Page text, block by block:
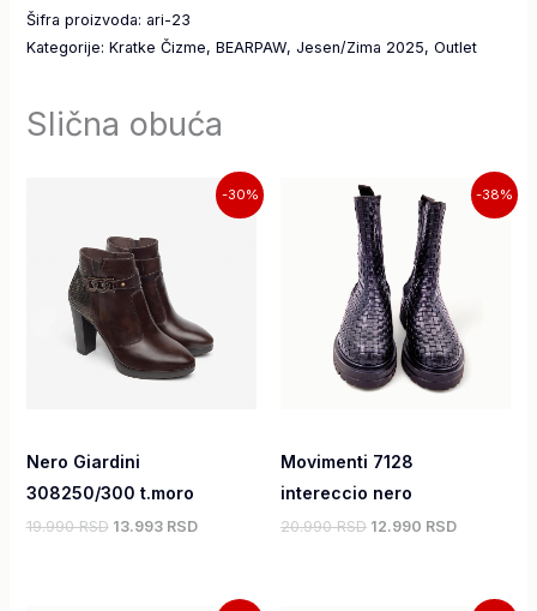
Šifra proizvoda: ari-23
Kategorije: Kratke Čizme, BEARPAW, Jesen/Zima 2025, Outlet
Slična obuća
-30%
Nero Giardini
308250/300 t.moro
19.990 RSD
bila:
19.990,00 RSD.
13.993 RSD
Trenutna
cena
-38%
Movimenti 7128
intereccio nero
20.990 RSD
Originalna
cena
je
bila:
20.990,00 RSD.
12.990 RSD
Trenutna
cena